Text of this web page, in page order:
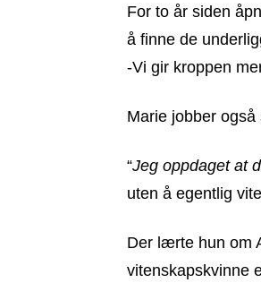
For to år siden
å finne de
-Vi gir kroppen
Marie jobber
“Jeg oppdaget at
uten å egentlig
Der lærte hun om
vitenskapskvinne